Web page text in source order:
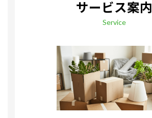
サービス案内
Service